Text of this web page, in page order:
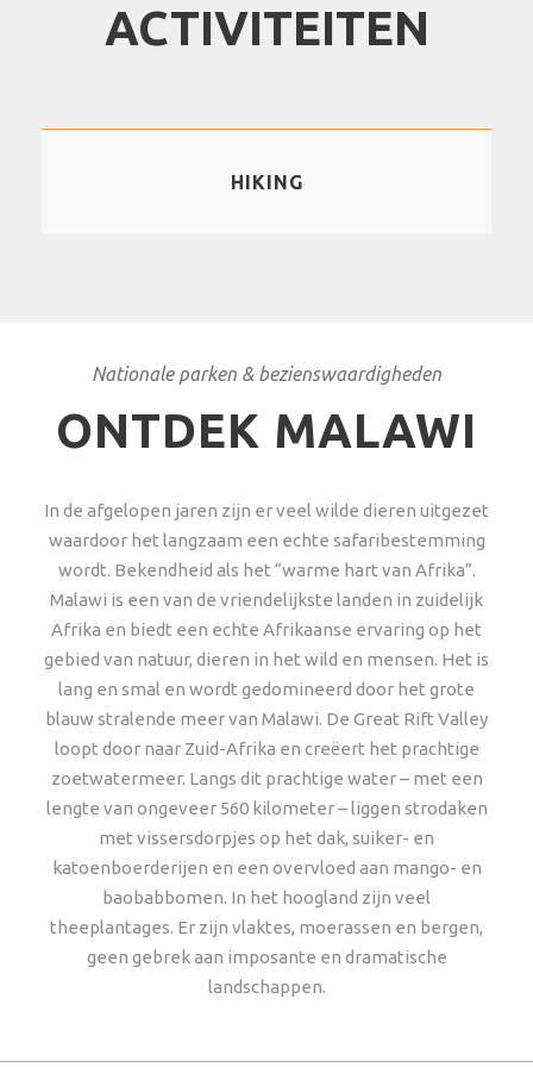
ACTIVITEITEN
HIKING
Nationale parken & bezienswaardigheden
ONTDEK MALAWI
In de afgelopen jaren zijn er veel wilde dieren uitgezet
waardoor het langzaam een echte safaribestemming
wordt. Bekendheid als het “warme hart van Afrika”.
Malawi is een van de vriendelijkste landen in zuidelijk
Afrika en biedt een echte Afrikaanse ervaring op het
gebied van natuur, dieren in het wild en mensen. Het is
lang en smal en wordt gedomineerd door het grote
blauw stralende meer van Malawi. De Great Rift Valley
loopt door naar Zuid-Afrika en creëert het prachtige
zoetwatermeer. Langs dit prachtige water – met een
lengte van ongeveer 560 kilometer – liggen strodaken
met vissersdorpjes op het dak, suiker- en
katoenboerderijen en een overvloed aan mango- en
baobabbomen. In het hoogland zijn veel
theeplantages. Er zijn vlaktes, moerassen en bergen,
geen gebrek aan imposante en dramatische
landschappen.